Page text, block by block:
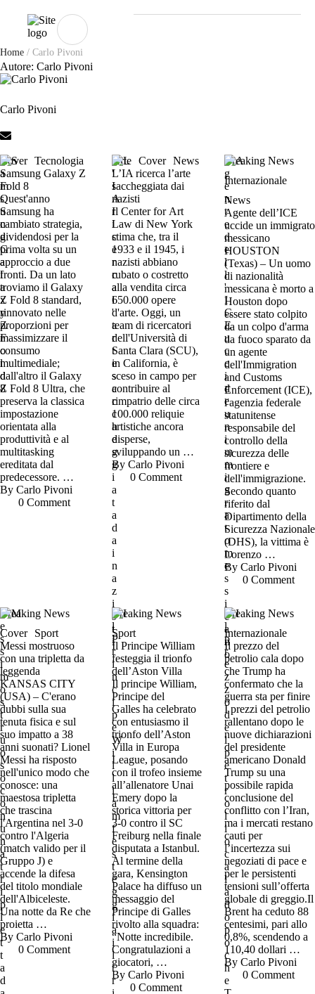
Home / Carlo Pivoni
Autore: Carlo Pivoni
Carlo Pivoni
Cover Tecnologia
Samsung Galaxy Z
Fold 8
Quest'anno
Samsung ha
cambiato strategia,
dividendosi per la
prima volta su un
approccio a due
fronti. Da un lato
troviamo il Galaxy
Z Fold 8 standard,
rinnovato nelle
proporzioni per
massimizzare il
consumo
multimediale;
dall'altro il Galaxy
Z Fold 8 Ultra, che
preserva la classica
impostazione
orientata alla
produttività e al
multitasking
ereditata dal
predecessore. …
By Carlo Pivoni
0 Comment
Arte Cover News
L’IA ricerca l’arte
saccheggiata dai
nazisti
Il Center for Art
Law di New York
stima che, tra il
1933 e il 1945, i
nazisti abbiano
rubato o costretto
alla vendita circa
650.000 opere
d'arte. Oggi, un
team di ricercatori
dell'Università di
Santa Clara (SCU),
in California, è
sceso in campo per
contribuire al
rimpatrio delle circa
100.000 reliquie
artistiche ancora
disperse,
sviluppando un …
By Carlo Pivoni
0 Comment
Breaking News
Internazionale
News
Agente dell’ICE
uccide un immigrato
messicano
HOUSTON
(Texas) – Un uomo
di nazionalità
messicana è morto a
Houston dopo
essere stato colpito
da un colpo d'arma
da fuoco sparato da
un agente
dell'Immigration
and Customs
Enforcement (ICE),
l'agenzia federale
statunitense
responsabile del
controllo della
sicurezza delle
frontiere e
dell'immigrazione.
Secondo quanto
riferito dal
Dipartimento della
Sicurezza Nazionale
(DHS), la vittima è
Lorenzo …
By Carlo Pivoni
0 Comment
Breaking News
Cover
Sport
Messi mostruoso
con una tripletta da
leggenda
KANSAS CITY
(USA) – C'erano
dubbi sulla sua
tenuta fisica e sul
suo impatto a 38
anni suonati? Lionel
Messi ha risposto
nell'unico modo che
conosce: una
maestosa tripletta
che trascina
l'Argentina nel 3-0
contro l'Algeria
(match valido per il
Gruppo J) e
accende la difesa
del titolo mondiale
dell'Albiceleste.
Una notte da Re che
proietta …
By Carlo Pivoni
0 Comment
Breaking News
Sport
Il Principe William
festeggia il trionfo
dell’Aston Villa
Il principe William,
Principe del
Galles ha celebrato
con entusiasmo il
trionfo dell’Aston
Villa in Europa
League, posando
con il trofeo insieme
all’allenatore Unai
Emery dopo la
storica vittoria per
3-0 contro il SC
Freiburg nella finale
disputata a Istanbul.
Al termine della
gara, Kensington
Palace ha diffuso un
messaggio del
Principe di Galles
rivolto alla squadra:
“Notte incredibile.
Congratulazioni a
giocatori, …
By Carlo Pivoni
0 Comment
Breaking News
Internazionale
Il prezzo del
petrolio cala dopo
che Trump ha
confermato che la
guerra sta per finire
I prezzi del petrolio
rallentano dopo le
nuove dichiarazioni
del presidente
americano Donald
Trump su una
possibile rapida
conclusione del
conflitto con l’Iran,
ma i mercati restano
cauti per
l’incertezza sui
negoziati di pace e
per le persistenti
tensioni sull’offerta
globale di greggio.Il
Brent ha ceduto 88
centesimi, pari allo
0,8%, scendendo a
110,40 dollari …
By Carlo Pivoni
0 Comment